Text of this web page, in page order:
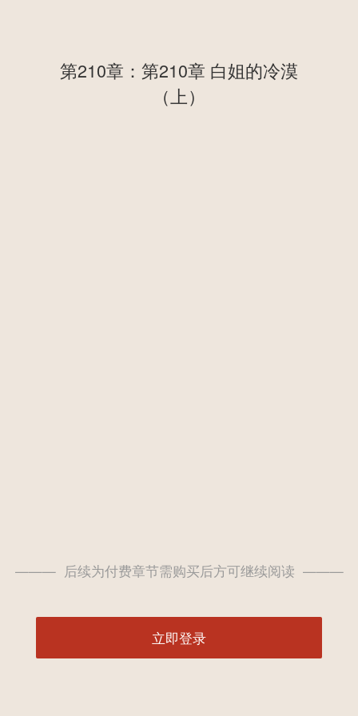
第210章：第210章 白姐的冷漠
（上）
——— 后续为付费章节需购买后方可继续阅读 ———
立即登录